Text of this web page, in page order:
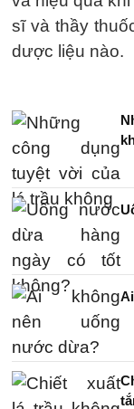
sĩ và thầy
dược liệu nào.